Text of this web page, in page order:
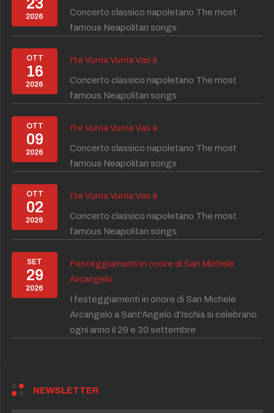
2026
Concerto classico napoletano The most
famous Neapolitan songs
OTT
16
2026
I'te Vurria Vurria Vas à
Concerto classico napoletano The most
famous Neapolitan songs
OTT
09
2026
I'te Vurria Vurria Vas à
Concerto classico napoletano The most
famous Neapolitan songs
OTT
02
2026
I'te Vurria Vurria Vas à
Concerto classico napoletano The most
famous Neapolitan songs
SET
29
2026
Festeggiamenti in onore di San Michele
Arcangelo
I festeggiamenti in onore di San Michele
Arcangelo a Sant'Angelo d'Ischia si celebrano
ogni anno il 29 e 30 settembre
NEWSLETTER